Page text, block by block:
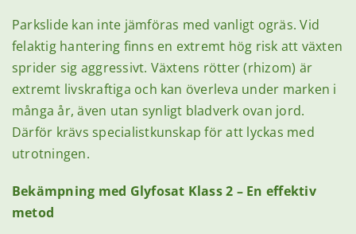
Parkslide kan inte jämföras med vanligt ogräs. Vid
felaktig hantering finns en extremt hög risk att växten
sprider sig aggressivt. Växtens rötter (rhizom) är
extremt livskraftiga och kan överleva under marken i
många år, även utan synligt bladverk ovan jord.
Därför krävs specialistkunskap för att lyckas med
utrotningen.
Bekämpning med Glyfosat Klass 2 – En effektiv
metod